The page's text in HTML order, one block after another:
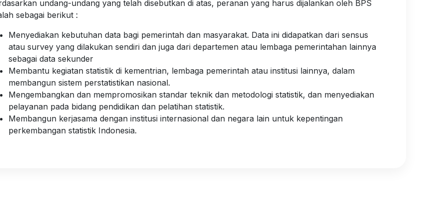
undang-undang yang telah disebutkan di atas, peranan yang harus dijalankan oleh BPS
sebagai berikut :
Menyediakan kebutuhan data bagi pemerintah dan masyarakat. Data ini didapatkan dari sensus
atau survey yang dilakukan sendiri dan juga dari departemen atau lembaga pemerintahan lainnya
sebagai data sekunder
Membantu kegiatan statistik di kementrian, lembaga pemerintah atau institusi lainnya, dalam
membangun sistem perstatistikan nasional.
Mengembangkan dan mempromosikan standar teknik dan metodologi statistik, dan menyediakan
pelayanan pada bidang pendidikan dan pelatihan statistik.
Membangun kerjasama dengan institusi internasional dan negara lain untuk kepentingan
perkembangan statistik Indonesia.